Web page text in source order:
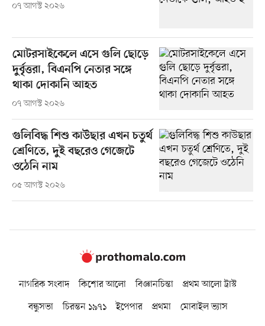
০৭ আগস্ট ২০২৬
মোটরসাইকেলে এসে গুলি ছোড়ে
দুর্বৃত্তরা, বিএনপি নেতার সঙ্গে
থাকা দোকানি আহত
০৭ আগস্ট ২০২৬
গুলিবিদ্ধ শিশু কাউছার এখন চতুর্থ
শ্রেণিতে, দুই বছরেও গেজেটে
ওঠেনি নাম
০৫ আগস্ট ২০২৬
নাগরিক সংবাদ কিশোর আলো বিজ্ঞানচিন্তা
প্রথম আলো ট্রাস্ট
বন্ধুসভা
চিরন্তন ১৯৭১ ইপেপার প্রথমা মোবাইল ভ্যাস